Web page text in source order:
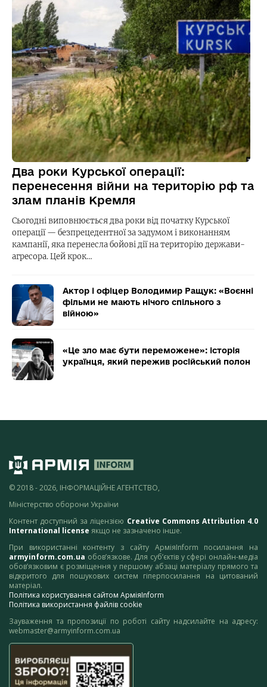
Два роки Курської операції:
перенесення війни на територію рф та
злам планів Кремля
Сьогодні виповнюється два роки від початку Курської
операції — безпрецедентної за задумом і виконанням
кампанії, яка перенесла бойові дії на територію держави-
агресора. Цей крок…
Актор і офіцер Володимир Ращук: «Воєнні
фільми не мають нічого спільного з
війною»
«Це зло має бути переможене»: історія
українця, який пережив російський полон
© 2018 - 2026, ІНФОРМАЦІЙНЕ АГЕНТСТВО,
Міністерство оборони України
Контент доступний за ліцензією Creative Commons Attribution 4.0
International license якщо не зазначено інше.
При використанні контенту з сайту АрміяInform посилання на
armyinform.com.ua обов’язкове. Для суб’єктів у сфері онлайн-медіа
обов’язковим є розміщення у першому абзаці матеріалу прямого та
відкритого для пошукових систем гіперпосилання на цитований
матеріал.
Політика користування сайтом АрміяInform
Політика використання файлів cookie
Зауваження та пропозиції по роботі сайту надсилайте на адресу:
webmaster@armyinform.com.ua